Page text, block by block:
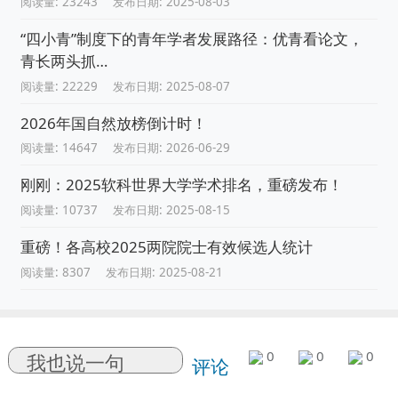
“四小青”制度下的青年学者发展路径：优青看论文，
青长两头抓…
阅读量: 22229 发布日期: 2025-08-07
2026年国自然放榜倒计时！
阅读量: 14647 发布日期: 2026-06-29
刚刚：2025软科世界大学学术排名，重磅发布！
阅读量: 10737 发布日期: 2025-08-15
重磅！各高校2025两院院士有效候选人统计
阅读量: 8307 发布日期: 2025-08-21
0 0 0